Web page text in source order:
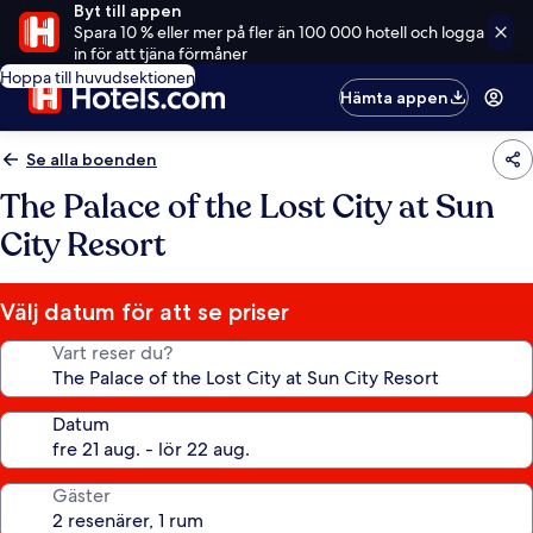
Byt till appen
Spara 10 % eller mer på fler än 100 000 hotell och logga
in för att tjäna förmåner
Hoppa till huvudsektionen
Hämta appen
Se alla boenden
The Palace of the Lost City at Sun
City Resort
Välj datum för att se priser
Vart reser du?
Datum
Gäster